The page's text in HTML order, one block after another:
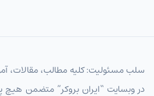
سلب مسئولیت: کلیه مطالب، مقالات،
در وبسایت “ایران بروکر” متضمن هیچ